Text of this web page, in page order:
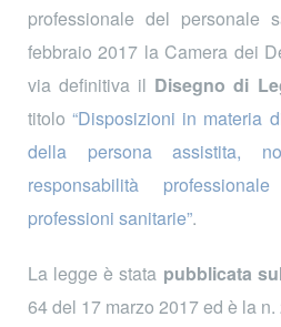
professionale del personale
febbraio 2017 la Camera dei
via definitiva il Disegno di
titolo“Disposizioni in materia
della persona assistita,
responsabilità
professioni sanitarie”.
La legge è stata pubblicata
64 del 17 marzo 2017 ed è la